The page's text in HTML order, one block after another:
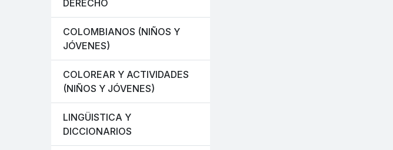
DERECHO
COLOMBIANOS (NIÑOS Y
JÓVENES)
COLOREAR Y ACTIVIDADES
(NIÑOS Y JÓVENES)
LINGÜISTICA Y
DICCIONARIOS